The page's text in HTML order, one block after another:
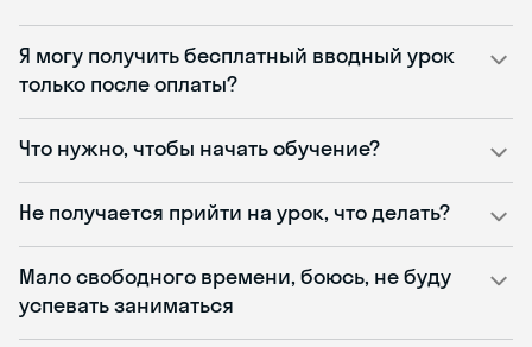
Я могу получить бесплатный вводный урок
только после оплаты?
Что нужно, чтобы начать обучение?
Не получается прийти на урок, что делать?
Мало свободного времени, боюсь, не буду
успевать заниматься